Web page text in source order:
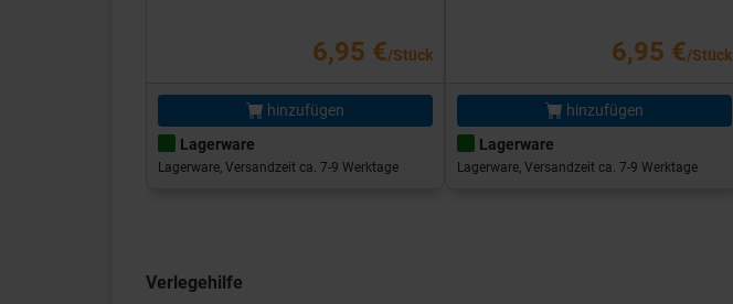
6,95 €/Stück
hinzufügen
Lagerware
Lagerware, Versandzeit ca. 7-9 Werktage
6,95 €/Stück
hinzufügen
Lagerware
Lagerware, Versandzeit ca. 7-9 Werktage
Verlegehilfe